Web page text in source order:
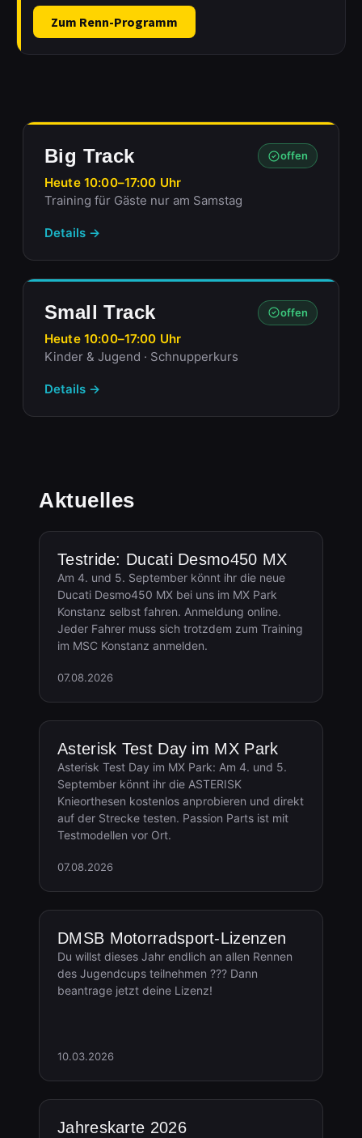
Zum Renn-Programm
Big Track offen
Heute 10:00–17:00 Uhr
Training für Gäste nur am Samstag
Details →
Small Track offen
Heute 10:00–17:00 Uhr
Kinder & Jugend · Schnupperkurs
Details →
Aktuelles
Testride: Ducati Desmo450 MX
Am 4. und 5. September könnt ihr die neue
Ducati Desmo450 MX bei uns im MX Park
Konstanz selbst fahren. Anmeldung online.
Jeder Fahrer muss sich trotzdem zum Training
im MSC Konstanz anmelden.
07.08.2026
Asterisk Test Day im MX Park
Asterisk Test Day im MX Park: Am 4. und 5.
September könnt ihr die ASTERISK
Knieorthesen kostenlos anprobieren und direkt
auf der Strecke testen. Passion Parts ist mit
Testmodellen vor Ort.
07.08.2026
DMSB Motorradsport-Lizenzen
Du willst dieses Jahr endlich an allen Rennen
des Jugendcups teilnehmen ??? Dann
beantrage jetzt deine Lizenz!
10.03.2026
Jahreskarte 2026